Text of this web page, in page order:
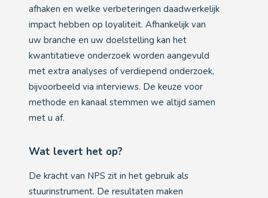
afhaken en welke verbeteringen daadwerkelijk
impact hebben op loyaliteit. Afhankelijk van
uw branche en uw doelstelling kan het
kwantitatieve onderzoek worden aangevuld
met extra analyses of verdiepend onderzoek,
bijvoorbeeld via interviews. De keuze voor
methode en kanaal stemmen we altijd samen
met u af.
Wat levert het op?
De kracht van NPS zit in het gebruik als
stuurinstrument. De resultaten maken